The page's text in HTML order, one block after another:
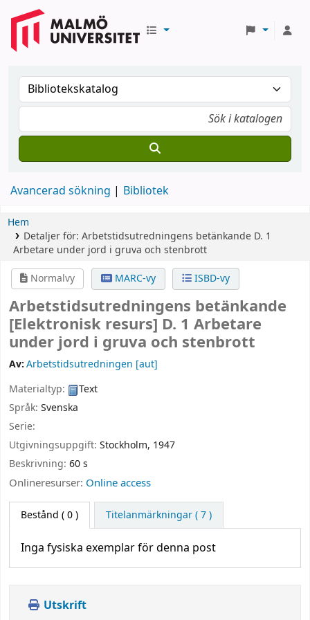
Avancerad sökning Bibliotek
Hem
Detaljer för: Arbetstidsutredningens betänkande D. 1
Arbetare under jord i gruva och stenbrott
Normalvy
MARC-vy ISBD-vy
Arbetstidsutredningens betänkande
[Elektronisk resurs] D. 1 Arbetare
under jord i gruva och stenbrott
Av:Arbetstidsutredningen [aut]
Materialtyp:
Text
Språk: Svenska
Serie:
Utgivningsuppgift: Stockholm, 1947
Beskrivning: 60 s
Onlineresurser: Online access
Bestånd ( 0 ) Titelanmärkningar ( 7 )
Inga fysiska exemplar för denna post
Utskrift